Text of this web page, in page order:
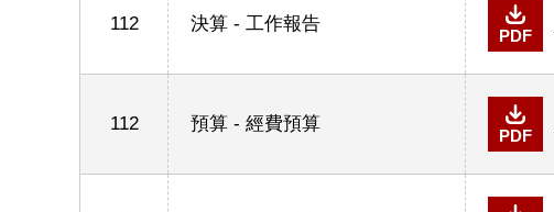
112 決算 - 工作報告
PDF
112 預算 - 經費預算
PDF